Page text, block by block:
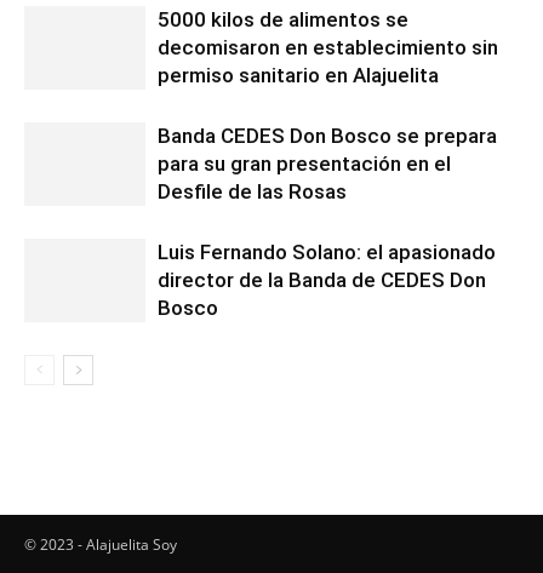
5000 kilos de alimentos se
decomisaron en establecimiento sin
permiso sanitario en Alajuelita
Banda CEDES Don Bosco se prepara
para su gran presentación en el
Desfile de las Rosas
Luis Fernando Solano: el apasionado
director de la Banda de CEDES Don
Bosco
© 2023 - Alajuelita Soy